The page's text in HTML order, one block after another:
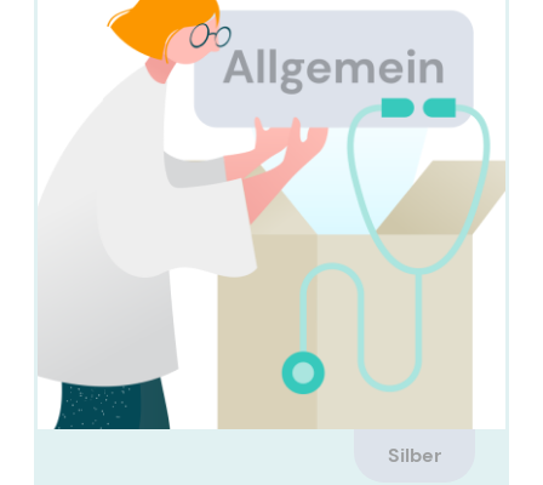
Silber